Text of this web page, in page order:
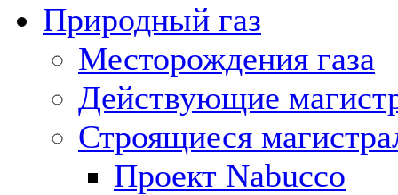
Природный газ
Месторождения газа
Действующие
Строящиеся
Проект Nabucco